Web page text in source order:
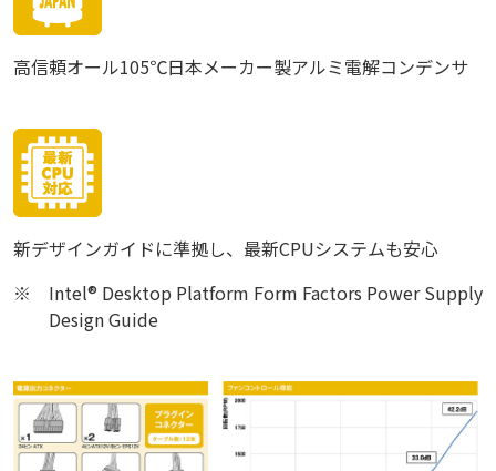
高信頼オール105℃日本メーカー製アルミ電解コンデンサ
新デザインガイドに準拠し、最新CPUシステムも安心
※
Intel® Desktop Platform Form Factors Power Supply
Design Guide